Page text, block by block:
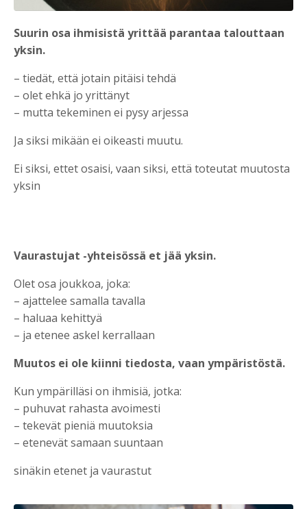
Suurin osa ihmisistä yrittää parantaa talouttaan
yksin.
– tiedät, että jotain pitäisi tehdä
– olet ehkä jo yrittänyt
– mutta tekeminen ei pysy arjessa
Ja siksi mikään ei oikeasti muutu.
Ei siksi, ettet osaisi, vaan siksi, että toteutat muutosta
yksin
Vaurastujat -yhteisössä et jää yksin.
Olet osa joukkoa, joka:
– ajattelee samalla tavalla
– haluaa kehittyä
– ja etenee askel kerrallaan
Muutos ei ole kiinni tiedosta, vaan ympäristöstä.
Kun ympärilläsi on ihmisiä, jotka:
– puhuvat rahasta avoimesti
– tekevät pieniä muutoksia
– etenevät samaan suuntaan
sinäkin etenet ja vaurastut